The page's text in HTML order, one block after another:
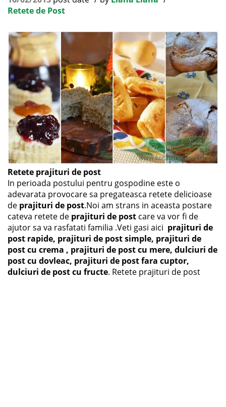
Retete de Post
Retete prajituri de post
In perioada postului pentru gospodine este o
adevarata provocare sa pregateasca retete delicioase
de prajituri de post.Noi am strans in aceasta postare
cateva retete de prajituri de post care va vor fi de
ajutor sa va rasfatati familia .Veti gasi aici prajituri de
post rapide, prajituri de post simple, prajituri de
post cu crema , prajituri de post cu mere, dulciuri de
post cu dovleac, prajituri de post fara cuptor,
dulciuri de post cu fructe. Retete prajituri de post